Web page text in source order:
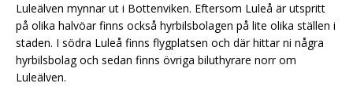
Luleälven mynnar ut i Bottenviken. Eftersom Luleå är utspritt
på olika halvöar finns också hyrbilsbolagen på lite olika ställen i
staden. I södra Luleå finns flygplatsen och där hittar ni några
hyrbilsbolag och sedan finns övriga biluthyrare norr om
Luleälven.